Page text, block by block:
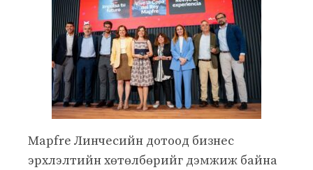
Mapfre Линчесийн дотоод бизнес
эрхлэлтийн хөтөлбөрийг дэмжиж байна